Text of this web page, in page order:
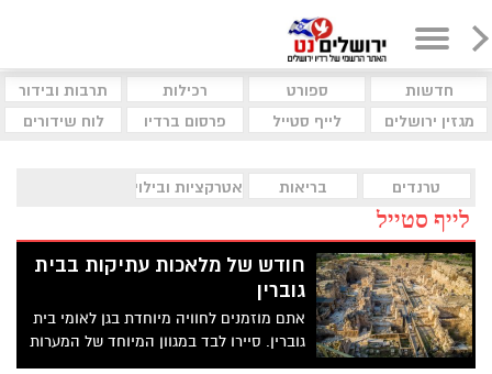
חדשות ספורט רכילות
תרבות ובידור
מגזין ירושלים
לייף סטייל פרסום ברדיו לוח שידורים
טרנדים בריאות אטרקציות ובילוי
לייף סטייל
חודש של מלאכות עתיקות בבית
גוברין
אתם מוזמנים לחוויה מיוחדת בגן לאומי בית
גוברין. סיירו לבד במגוון המיוחד של המערות
במקום והעשירו את ביקורכם בהדגמה